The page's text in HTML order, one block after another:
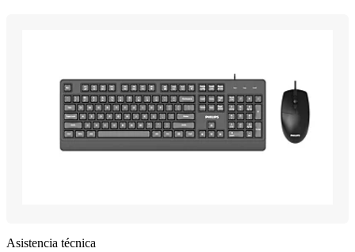
Asistencia técnica